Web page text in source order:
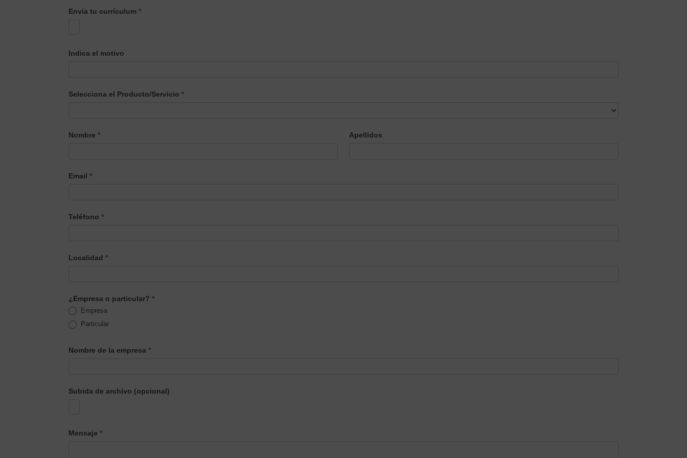
Envia tu currículum*
Indica el motivo
Selecciona el Producto/Servicio*
el
Nombre* Apellidos
Email*
Teléfono*
Localidad*
¿Empresa o particular?*
Empresa
Particular
Nombre de la empresa*
Subida de archivo (opcional)
Mensaje*